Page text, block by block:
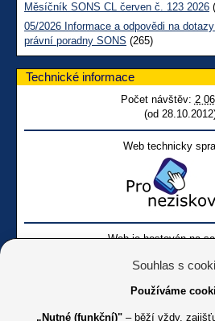
Měsíčník SONS CL červen č. 123 2026
05/2026 Informace a odpovědi na
právní poradny SONS (265)
Technické informace
Počet návštěv: 2
(od
Web technicky
Web je hostován na
Souhlas s
Používáme
„Nutné (funkční)" – běží vždy,